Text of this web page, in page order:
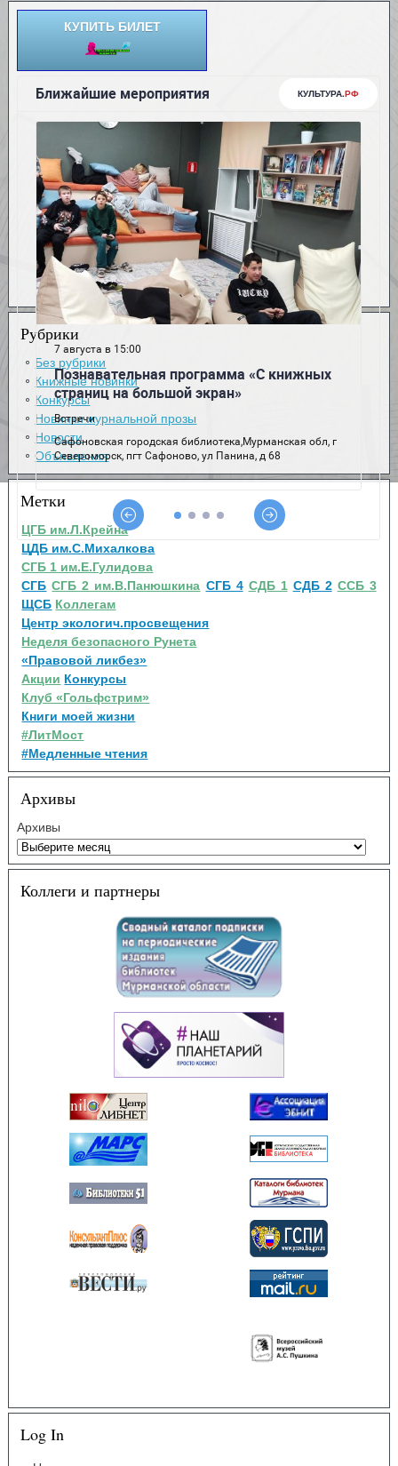
КУПИТЬ БИЛЕТ
Рубрики
Без рубрики
Книжные новинки
Конкурсы
Новинки журнальной прозы
Новости
Объявления
Метки
ЦГБ им.Л.Крейна
ЦДБ им.С.Михалкова
СГБ 1 им.Е.Гулидова
СГБ СГБ 2 им.В.Панюшкина СГБ 4 СДБ 1 СДБ 2 ССБ 3
ЩСБ Коллегам
Центр экологич.просвещения
Неделя безопасного Рунета
«Правовой ликбез»
Акции Конкурсы
Клуб «Гольфстрим»
Книги моей жизни
#ЛитМост
#Медленные чтения
Архивы
Архивы
Коллеги и партнеры
Log In